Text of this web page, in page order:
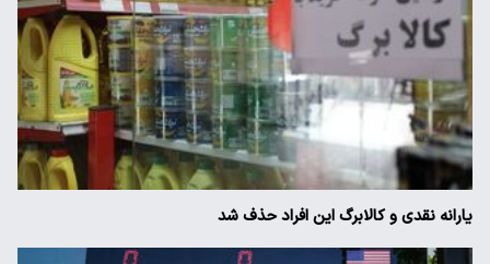
یارانه نقدی و کالابرگ این افراد حذف شد